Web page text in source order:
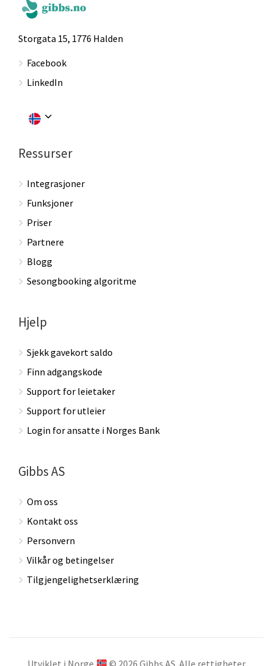
Storgata 15, 1776 Halden
Facebook
LinkedIn
Ressurser
Integrasjoner
Funksjoner
Priser
Partnere
Blogg
Sesongbooking algoritme
Hjelp
Sjekk gavekort saldo
Finn adgangskode
Support for leietaker
Support for utleier
Login for ansatte i Norges Bank
Gibbs AS
Om oss
Kontakt oss
Personvern
Vilkår og betingelser
Tilgjengelighetserklæring
Utviklet i Norge © 2026 Gibbs AS. Alle rettigheter